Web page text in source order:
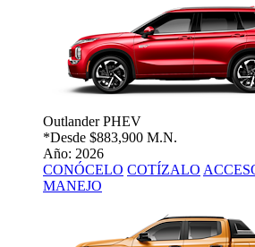
Outlander PHEV
*Desde $883,900 M.N.
Año: 2026
CONÓCELO COTÍZALO
MANEJO